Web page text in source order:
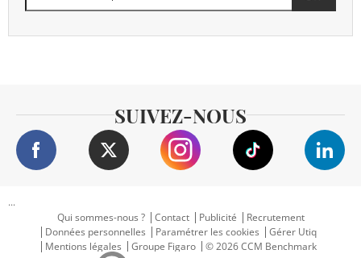
SUIVEZ-NOUS
...
Qui sommes-nous ?
Contact Publicité
Recrutement
Données personnelles
Paramétrer les cookies
Gérer Utiq
Mentions légales
Groupe Figaro © 2026 CCM Benchmark